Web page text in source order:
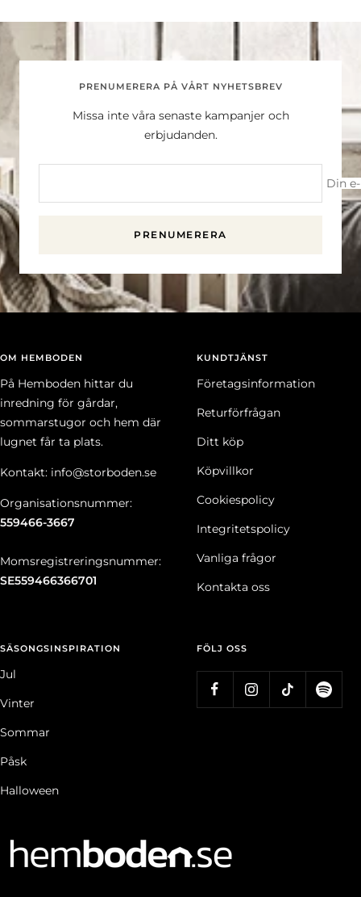
PRENUMERERA PÅ VÅRT NYHETSBREV
Missa inte våra senaste kampanjer och
erbjudanden.
Din
PRENUMERERA
OM HEMBODEN
På Hemboden hittar du
inredning för gårdar,
sommarstugor och hem där
lugnet får ta plats.
Kontakt: info@storboden.se
Organisationsnummer:
559466-3667
Momsregistreringsnummer:
SE559466366701
KUNDTJÄNST
Företagsinformation
Returförfrågan
Ditt köp
Köpvillkor
Cookiespolicy
Integritetspolicy
Vanliga frågor
Kontakta oss
SÄSONGSINSPIRATION
Jul
Vinter
Sommar
Påsk
Halloween
FÖLJ OSS